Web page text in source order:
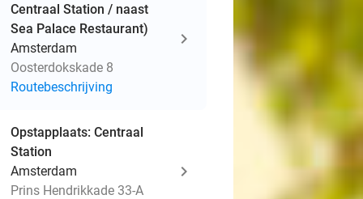
Centraal Station / naast
Sea Palace Restaurant)
Amsterdam
Oosterdokskade 8
Routebeschrijving
Opstapplaats: Centraal
Station
Amsterdam
Prins Hendrikkade 33-A